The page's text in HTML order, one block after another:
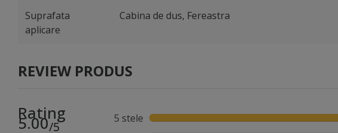
Suprafata
aplicare
Cabina de dus, Fereastra
REVIEW PRODUS
Rating
5.00/5
5 stele